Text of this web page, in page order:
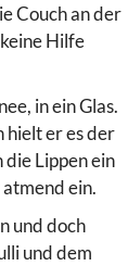
Couch an der
Hilfe
in ein Glas.
hielt er es der
Lippen ein
ein.
und doch
und dem